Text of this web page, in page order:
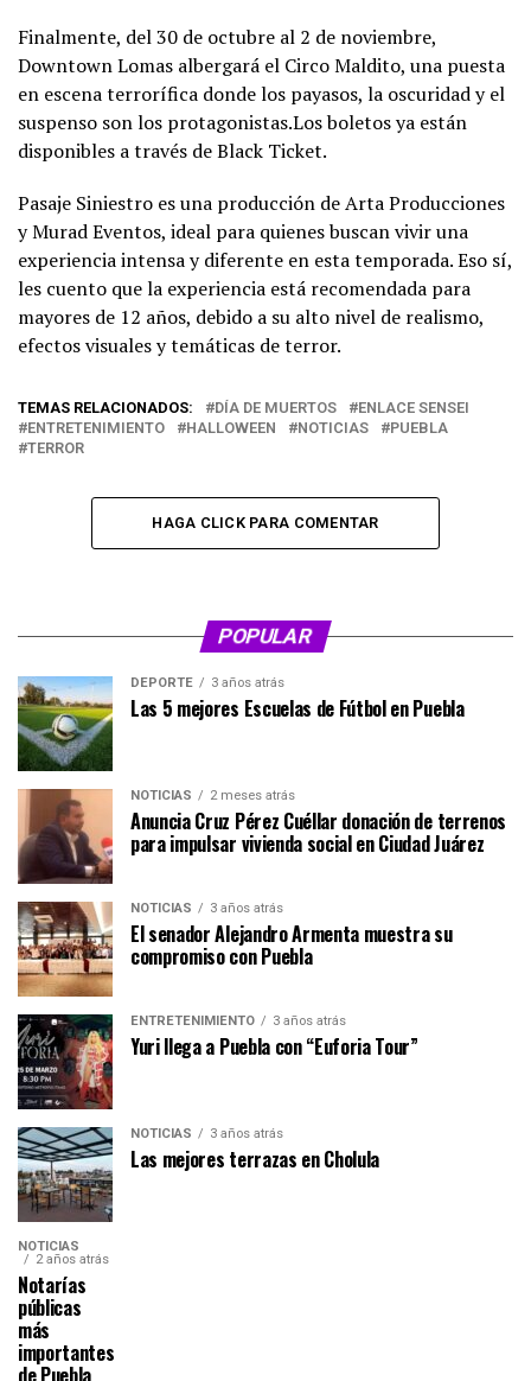
Finalmente, del 30 de octubre al 2 de noviembre,
Downtown Lomas albergará el Circo Maldito, una puesta
en escena terrorífica donde los payasos, la oscuridad y el
suspenso son los protagonistas.Los boletos ya están
disponibles a través de Black Ticket.
Pasaje Siniestro es una producción de Arta Producciones
y Murad Eventos, ideal para quienes buscan vivir una
experiencia intensa y diferente en esta temporada. Eso sí,
les cuento que la experiencia está recomendada para
mayores de 12 años, debido a su alto nivel de realismo,
efectos visuales y temáticas de terror.
TEMAS RELACIONADOS: DÍA DE MUERTOS
ENLACE SENSEI
ENTRETENIMIENTO
HALLOWEEN NOTICIAS
PUEBLA
TERROR
HAGA CLICK PARA COMENTAR
POPULAR
DEPORTE 3 años atrás
Las 5 mejores Escuelas de Fútbol en Puebla
NOTICIAS 2 meses atrás
Anuncia Cruz Pérez Cuéllar donación de terrenos
para impulsar vivienda social en Ciudad Juárez
NOTICIAS 3 años atrás
El senador Alejandro Armenta muestra su
compromiso con Puebla
ENTRETENIMIENTO 3 años atrás
Yuri llega a Puebla con “Euforia Tour”
NOTICIAS 3 años atrás
Las mejores terrazas en Cholula
NOTICIAS
2 años atrás
Notarías
públicas
más
importantes